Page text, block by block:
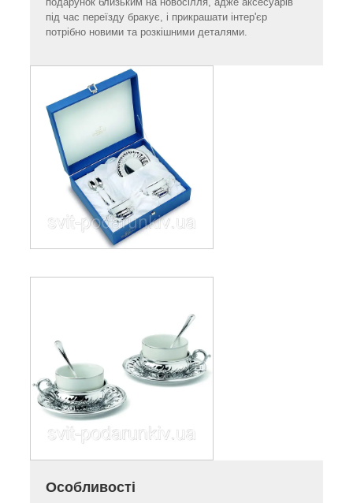
під час переїзду бракує, і прикрашати інтер'єр
потрібно новими та розкішними деталями.
Особливості